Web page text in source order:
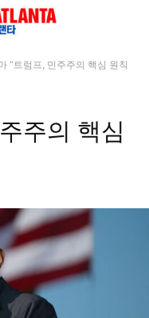
“트럼프, 민주주의 핵심 원칙
주의 핵심